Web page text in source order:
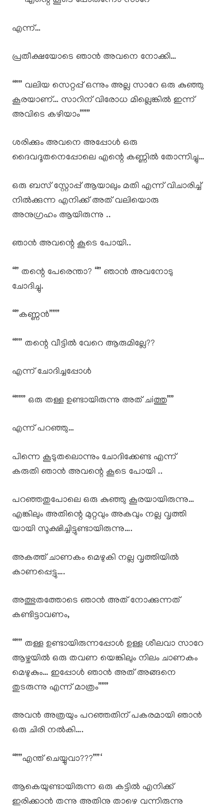
എന്ന്…
പ്രതീക്ഷയോടെ ഞാൻ അവനെ നോക്കി…
“”” വലിയ സെറ്റപ്പ് ഒന്നും അല്ല സാറേ ഒരു കുഞ്ഞു
കൂരയാണ്… സാറിന് വിരോധ മില്ലെങ്കിൽ ഇന്ന്
അവിടെ കഴിയാം”””
ശരിക്കും അവനെ അപ്പോൾ ഒരു
ദൈവദൂതനെപ്പോലെ എന്റെ കണ്ണിൽ തോന്നിച്ചു…
ഒരു ബസ് സ്റ്റോപ്പ് ആയാലും മതി എന്ന് വിചാരിച്ച്
നിൽക്കുന്ന എനിക്ക് അത് വലിയൊരു
അനുഗ്രഹം ആയിരുന്നു ..
ഞാൻ അവന്റെ കൂടെ പോയി..
“” തന്റെ പേരെന്താ? “” ഞാൻ അവനോടു
ചോദിച്ചു.
“”കണ്ണൻ”””
“”” തന്റെ വീട്ടിൽ വേറെ ആരുമില്ലേ??
എന്ന് ചോദിച്ചപ്പോൾ
“””” ഒരു തള്ള ഉണ്ടായിരുന്നു അത് ചiത്തു””
എന്ന് പറഞ്ഞു…
പിന്നെ കൂടുതലൊന്നും ചോദിക്കേണ്ട എന്ന്
കരുതി ഞാൻ അവന്റെ കൂടെ പോയി ..
പറഞ്ഞതുപോലെ ഒരു കുഞ്ഞു കൂരയായിരുന്നു…
എങ്കിലും അതിന്റെ മുറ്റവും അകവും നല്ല വൃത്തി
യായി സൂക്ഷിച്ചിട്ടുണ്ടായിരുന്നു….
അകത്ത് ചാണകം മെഴുകി നല്ല വൃത്തിയിൽ
കാണപ്പെട്ടു….
അത്ഭുതത്തോടെ ഞാൻ അത് നോക്കുന്നത്
കണ്ടിട്ടാവണം,
“”” തള്ള ഉണ്ടായിരുന്നപ്പോൾ ഉള്ള ശീലവാ സാറേ
ആഴ്ചയിൽ ഒരു തവണ യെങ്കിലും നിലം ചാണകം
മെഴുകും… ഇപ്പോൾ ഞാൻ അത് അങ്ങനെ
തുടരുന്നു എന്ന് മാത്രം”””
അവൻ അത്രയും പറഞ്ഞതിന് പകരമായി ഞാൻ
ഒരു ചിരി നൽകി….
“””എന്ത് ചെയ്യുവാ???””‘
ആകെയുണ്ടായിരുന്ന ഒരു കട്ടിൽ എനിക്ക്
ഇരിക്കാൻ തന്നു അതിനു താഴെ വന്നിരുന്നു